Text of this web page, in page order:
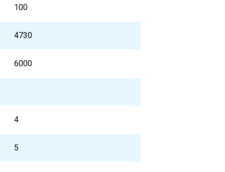
100
4730
6000
4
5